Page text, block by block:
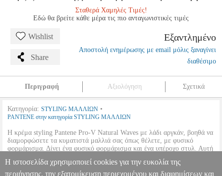
Σταθερά Χαμηλές Τιμές!
Εδώ θα βρείτε κάθε μέρα τις πιο ανταγωνιστικές τιμές
Wishlist
Share
Εξαντλημένο
Αποστολή ενημέρωσης με email μόλις ξαναγίνει
διαθέσιμο
Περιγραφή Αξιολόγηση Σχετικά
Κατηγορία: STYLING ΜΑΛΛΙΩΝ •
PANTENE στην κατηγορία STYLING ΜΑΛΛΙΩΝ
Η κρέμα styling Pantene Pro-V Natural Waves με λάδι αργκάν, βοηθά να
διαμορφώσετε τα κυματιστά μαλλιά σας όπως θέλετε, με φυσικό
φορμάρισμα. Δίνει ένα φυσικό φορμάρισμα και ένα υπέροχο στυλ. Αυτή
λάδι argan, αφήνει τα σπαστά μαλλιά σας λεία και ενυδατωμένα.
•OEM:81763013
Η ιστοσελίδα χρησιμοποιεί cookies για την ευκολία της
περιήγησης, την εξατομίκευση περιεχομένου και διαφημίσεων και